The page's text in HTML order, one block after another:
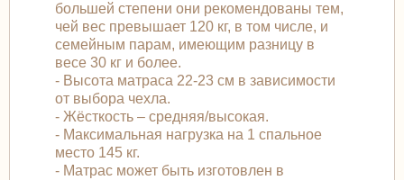
большей степени они рекомендованы тем,
чей вес превышает 120 кг, в том числе, и
семейным парам, имеющим разницу в
весе 30 кг и более.
- Высота матраса 22-23 см в зависимости
от выбора чехла.
- Жёсткость – средняя/высокая.
- Максимальная нагрузка на 1 спальное
место 145 кг.
- Матрас может быть изготовлен в